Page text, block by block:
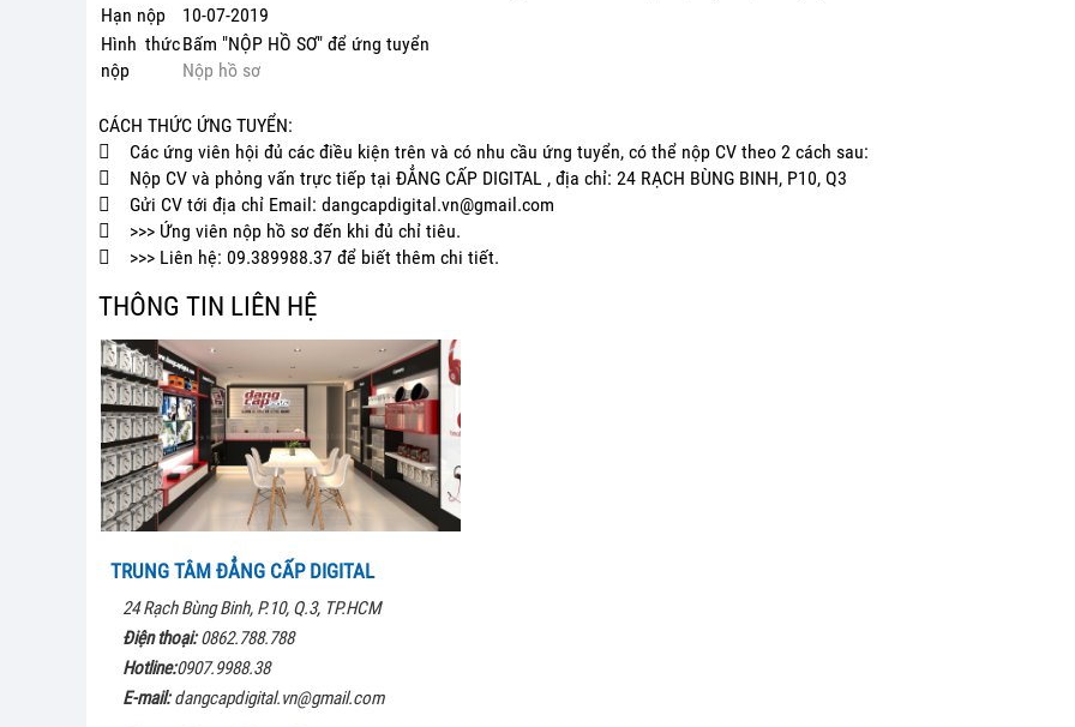
Hạn nộp
10-07-2019
Hình thức
nộp
Bấm "NỘP HỒ SƠ" để ứng tuyển
Nộp hồ sơ
CÁCH THỨC ỨNG TUYỂN:
 Các ứng viên hội đủ các điều kiện trên và có nhu cầu ứng tuyển, có thể nộp CV theo 2 cách sau:
 Nộp CV và phỏng vấn trực tiếp tại ĐẲNG CẤP DIGITAL , địa chỉ: 24 RẠCH BÙNG BINH, P10, Q3
 Gửi CV tới địa chỉ Email: dangcapdigital.vn@gmail.com
 >>> Ứng viên nộp hồ sơ đến khi đủ chỉ tiêu.
 >>> Liên hệ: 09.389988.37 để biết thêm chi tiết.
THÔNG TIN LIÊN HỆ
TRUNG TÂM ĐẲNG CẤP DIGITAL
24 Rạch Bùng Binh, P.10, Q.3, TP.HCM
Điện thoại:0862.788.788
Hotline:0907.9988.38
E-mail:dangcapdigital.vn@gmail.com